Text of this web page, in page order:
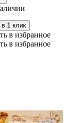
1 клик
в избранное
в избранное